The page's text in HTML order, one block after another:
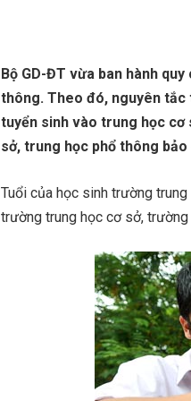
Bộ GD-ĐT vừa ban hành
thông. Theo đó, nguyên tắc
tuyển sinh vào trung học
sở, trung học phổ thông
Tuổi của học sinh trường
trường trung học cơ sở,